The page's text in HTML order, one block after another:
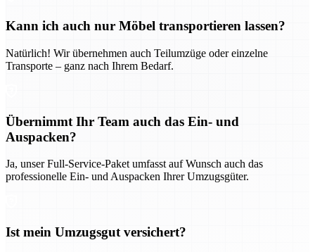
Kann ich auch nur Möbel transportieren lassen?
Natürlich! Wir übernehmen auch Teilumzüge oder einzelne
Transporte – ganz nach Ihrem Bedarf.
Übernimmt Ihr Team auch das Ein- und
Auspacken?
Ja, unser Full-Service-Paket umfasst auf Wunsch auch das
professionelle Ein- und Auspacken Ihrer Umzugsgüter.
Ist mein Umzugsgut versichert?